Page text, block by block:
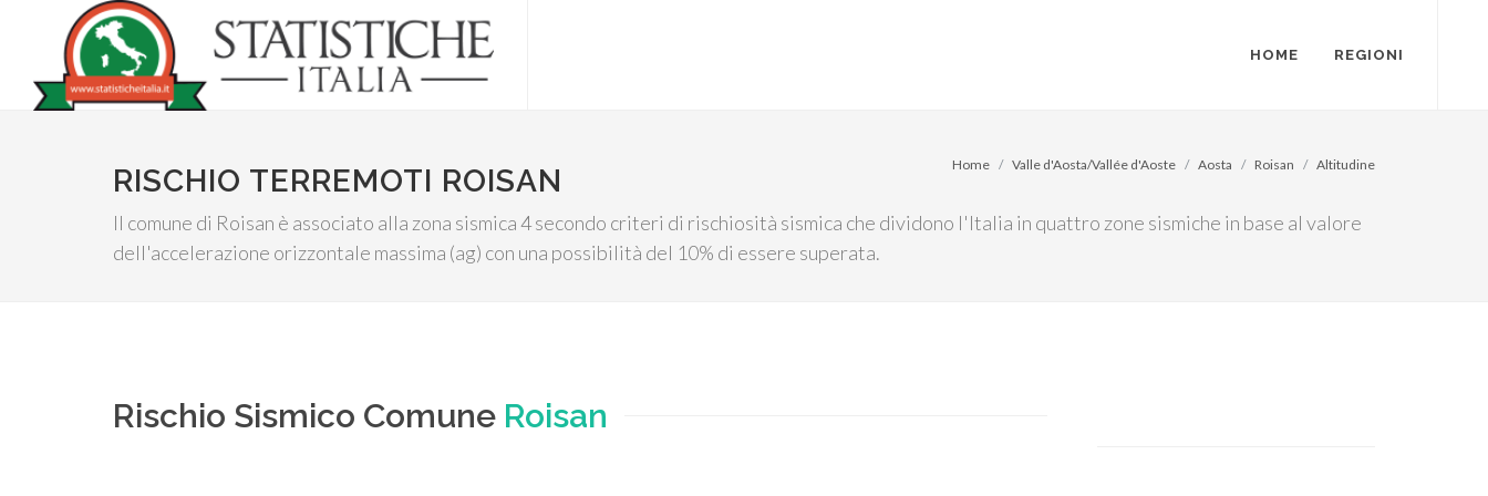
HOME REGIONI
RISCHIO TERREMOTI ROISAN
Il comune di Roisan è associato alla zona sismica 4 secondo criteri di rischiosità sismica che dividono l'Italia in quattro zone sismiche in base al valore
dell'accelerazione orizzontale massima (ag) con una possibilità del 10% di essere superata.
Home Valle d'Aosta/Vallée d'Aoste Aosta Roisan Altitudine
Rischio Sismico Comune Roisan